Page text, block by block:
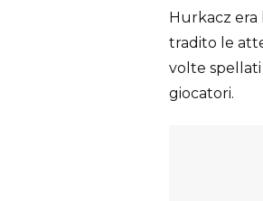
Hurkacz era
tradito le
volte
giocatori.